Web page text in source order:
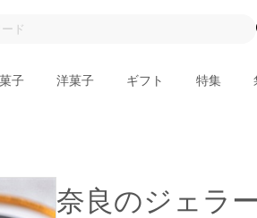
子 洋菓子 ギフト 特集
奈良のジェラ